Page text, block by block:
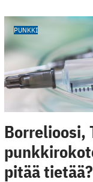
PUNKKI
Borrelioosi,
pitää tietää?